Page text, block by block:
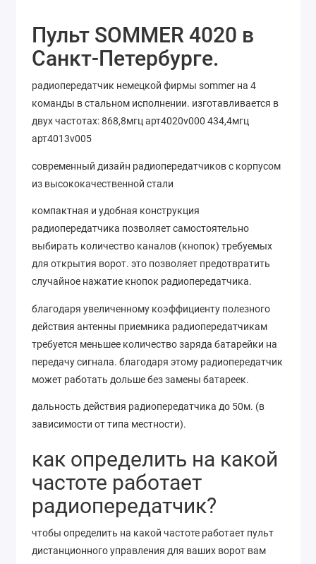
Пульт SOMMER 4020 в
Санкт-Петербурге.
радиопередатчик немецкой фирмы sommer на 4
команды в стальном исполнении. изготавливается в
двух частотах: 868,8мгц арт4020v000 434,4мгц
арт4013v005
современный дизайн радиопередатчиков с корпусом
из высококачественной стали
компактная и удобная конструкция
радиопередатчика позволяет самостоятельно
выбирать количество каналов (кнопок) требуемых
для открытия ворот. это позволяет предотвратить
случайное нажатие кнопок радиопередатчика.
благодаря увеличенному коэффициенту полезного
действия антенны приемника радиопередатчикам
требуется меньшее количество заряда батарейки на
передачу сигнала. благодаря этому радиопередатчик
может работать дольше без замены батареек.
дальность действия радиопередатчика до 50м. (в
зависимости от типа местности).
как определить на какой
частоте работает
радиопередатчик?
чтобы определить на какой частоте работает пульт
дистанционного управления для ваших ворот вам